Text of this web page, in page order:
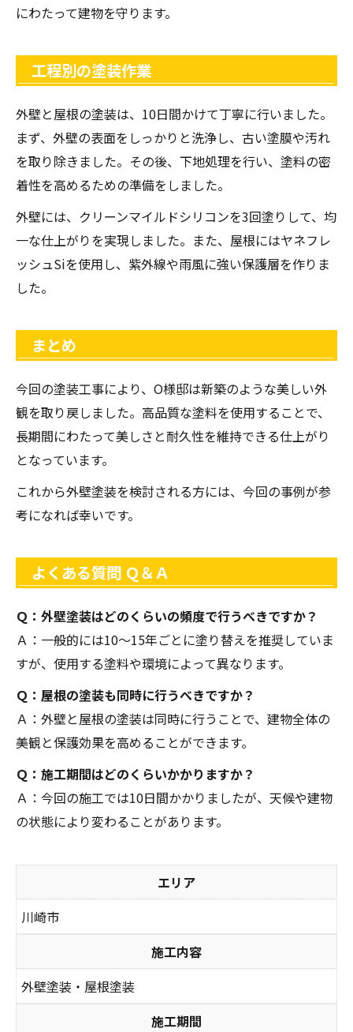
にわたって建物を守ります。
工程別の塗装作業
外壁と屋根の塗装は、10日間かけて丁寧に行いました。
まず、外壁の表面をしっかりと洗浄し、古い塗膜や汚れ
を取り除きました。その後、下地処理を行い、塗料の密
着性を高めるための準備をしました。
外壁には、クリーンマイルドシリコンを3回塗りして、均
一な仕上がりを実現しました。また、屋根にはヤネフレ
ッシュSiを使用し、紫外線や雨風に強い保護層を作りま
した。
まとめ
今回の塗装工事により、O様邸は新築のような美しい外
観を取り戻しました。高品質な塗料を使用することで、
長期間にわたって美しさと耐久性を維持できる仕上がり
となっています。
これから外壁塗装を検討される方には、今回の事例が参
考になれば幸いです。
よくある質問 Ｑ＆Ａ
Ｑ：外壁塗装はどのくらいの頻度で行うべきですか？
Ａ：一般的には10〜15年ごとに塗り替えを推奨していま
すが、使用する塗料や環境によって異なります。
Ｑ：屋根の塗装も同時に行うべきですか？
Ａ：外壁と屋根の塗装は同時に行うことで、建物全体の
美観と保護効果を高めることができます。
Ｑ：施工期間はどのくらいかかりますか？
Ａ：今回の施工では10日間かかりましたが、天候や建物
の状態により変わることがあります。
エリア
川崎市
施工内容
外壁塗装・屋根塗装
施工期間